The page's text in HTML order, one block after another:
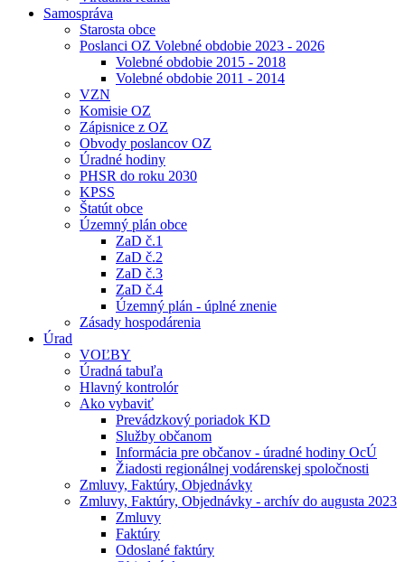
Samospráva
Starosta obce
Poslanci OZ Volebné obdobie 2023 - 2026
Volebné obdobie 2015 - 2018
Volebné obdobie 2011 - 2014
VZN
Komisie OZ
Zápisnice z OZ
Obvody poslancov OZ
Úradné hodiny
PHSR do roku 2030
KPSS
Štatút obce
Územný plán obce
ZaD č.1
ZaD č.2
ZaD č.3
ZaD č.4
Územný plán - úplné znenie
Zásady hospodárenia
Úrad
VOĽBY
Úradná tabuľa
Hlavný kontrolór
Ako vybaviť
Prevádzkový poriadok KD
Služby občanom
Informácia pre občanov - úradné hodiny OcÚ
Žiadosti regionálnej vodárenskej spoločnosti
Zmluvy, Faktúry, Objednávky
Zmluvy, Faktúry, Objednávky - archív do augusta 2023
Zmluvy
Faktúry
Odoslané faktúry